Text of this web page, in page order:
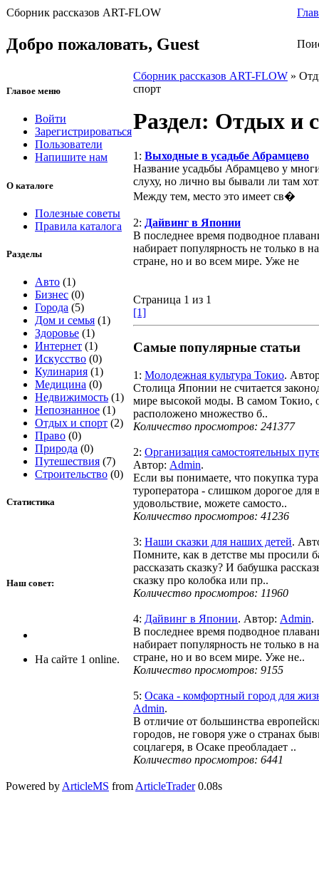
Сборник рассказов ART-FLOW
Добро пожаловать, Guest
Главое меню
Войти
Зарегистрироваться
Пользователи
Напишите нам
О каталоге
Полезные советы
Правила каталога
Разделы
Авто (1)
Бизнес (0)
Города (5)
Дом и семья (1)
Здоровье (1)
Интернет (1)
Искусство (0)
Кулинария (1)
Медицина (0)
Недвижимость (1)
Непознанное (1)
Отдых и спорт (2)
Право (0)
Природа (0)
Путешествия (7)
Строительство (0)
Статистика
Наш совет:
На сайте 1 online.
Сборник рассказов ART-FLOW »
спорт
Раздел: Отдых и
1: Выходные в усадьбе Абрамцево
Название усадьбы Абрамцево у
слуху, но лично вы бывали ли там
Между тем, место это имеет св�
2: Дайвинг в Японии
В последнее время подводное
набирает популярность не только в
стране, но и во всем мире. Уже не
Страница 1 из 1
[1]
Самые популярные статьи
1: Молодежная культура Токио.
Столица Японии не считается
мире высокой моды. В самом Токио,
расположено множество б..
Количество просмотров: 241377
2: Организация самостоятельных
Автор: Admin.
Если вы понимаете, что покупка тура
туроператора - слишком дорогое для
удовольствие, можете самосто..
Количество просмотров: 41236
3: Наши сказки для наших детей.
Помните, как в детстве мы просили
рассказать сказку? И бабушка
сказку про колобка или пр..
Количество просмотров: 11960
4: Дайвинг в Японии. Автор: Admin.
В последнее время подводное
набирает популярность не только в
стране, но и во всем мире. Уже не..
Количество просмотров: 9155
5: Осака - комфортный город для
Admin.
В отличие от большинства
городов, не говоря уже о странах
соцлагеря, в Осаке преобладает ..
Количество просмотров: 6441
Powered by ArticleMS from ArticleTrader0.08s